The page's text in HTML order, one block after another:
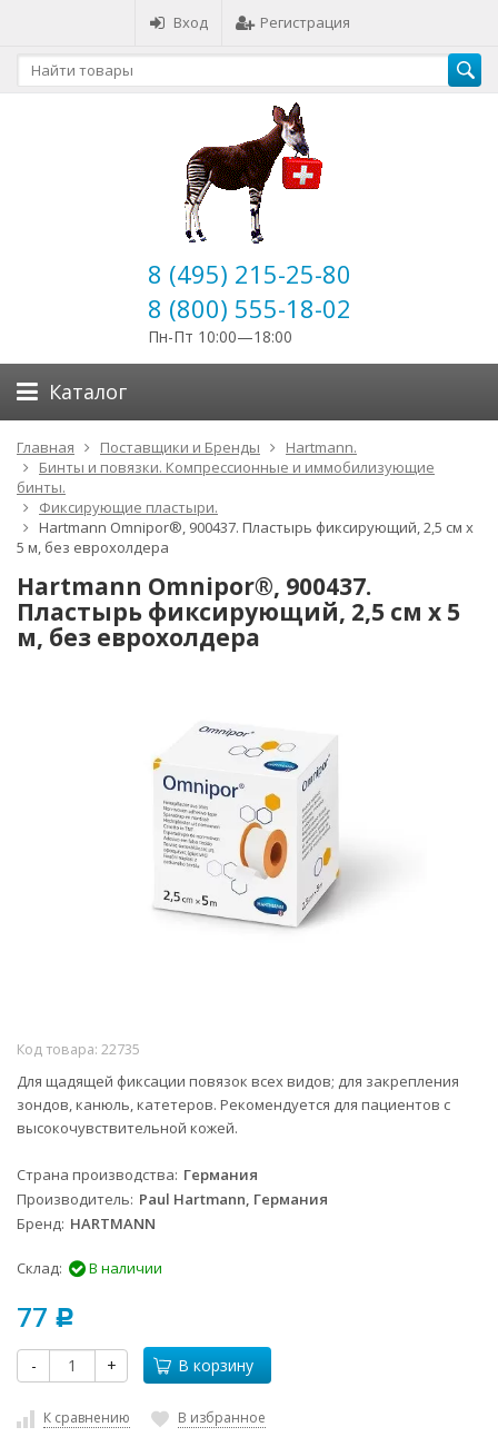
Вход Регистрация
8 (495) 215-25-80
8 (800) 555-18-02
Пн-Пт 10:00—18:00
Каталог
Главная Поставщики и Бренды
Hartmann.
Бинты и повязки. Компрессионные и иммобилизующие
бинты.
Фиксирующие пластыри.
Hartmann Omnipor®, 900437. Пластырь фиксирующий, 2,5 см х
5 м, без еврохолдера
Hartmann Omnipor®, 900437.
Пластырь фиксирующий, 2,5 см х 5
м, без еврохолдера
Код товара: 22735
Для щадящей фиксации повязок всех видов; для закрепления
зондов, канюль, катетеров. Рекомендуется для пациентов с
высокочувствительной кожей.
Страна производства Германия
Производитель Paul Hartmann, Германия
Бренд HARTMANN
Склад: В наличии
77 Р
- + В корзину
К сравнению В избранное